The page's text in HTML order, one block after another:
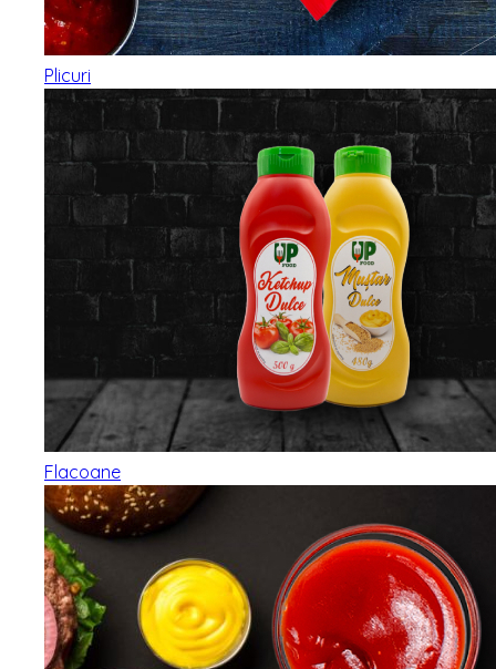
Plicuri
Flacoane